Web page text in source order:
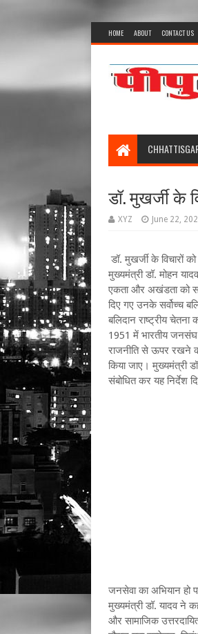
HOME ABOUT CONTACT US
डॉ. मुखर्जी के
XYZ June 22,
डॉ. मुखर्जी के विचारों
मुख्यमंत्री डॉ. मोहन
एकता और अखंडता को
दिए गए उनके सर्वोच्च
बलिदान राष्ट्रीय चेतना
1951 में भारतीय जनसंघ
राजनीति से ऊपर रखने
किया जाए। मुख्यमंत्री
संबोधित कर यह निर्देश
जनसेवा का अभियान हो
मुख्यमंत्री डॉ. यादव ने
और सामाजिक